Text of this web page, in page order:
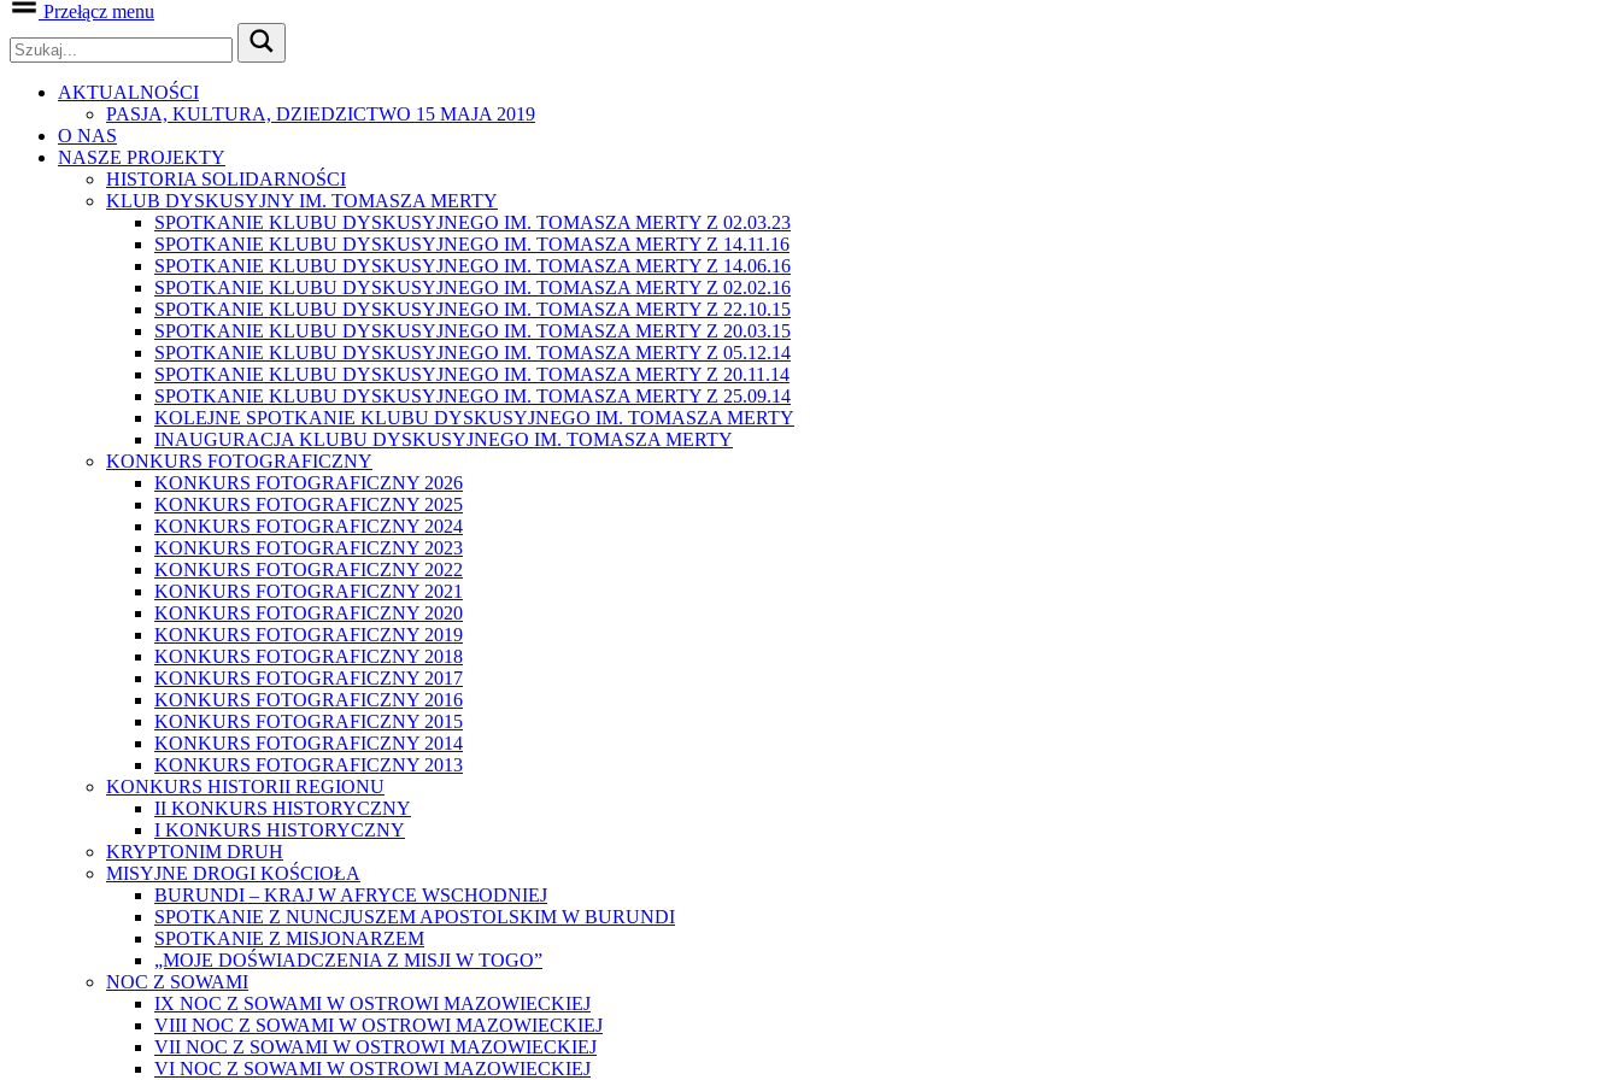
Przełącz menu
AKTUALNOŚCI
PASJA, KULTURA, DZIEDZICTWO 15 MAJA 2019
O NAS
NASZE PROJEKTY
HISTORIA SOLIDARNOŚCI
KLUB DYSKUSYJNY IM. TOMASZA MERTY
SPOTKANIE KLUBU DYSKUSYJNEGO IM. TOMASZA MERTY Z 02.03.23
SPOTKANIE KLUBU DYSKUSYJNEGO IM. TOMASZA MERTY Z 14.11.16
SPOTKANIE KLUBU DYSKUSYJNEGO IM. TOMASZA MERTY Z 14.06.16
SPOTKANIE KLUBU DYSKUSYJNEGO IM. TOMASZA MERTY Z 02.02.16
SPOTKANIE KLUBU DYSKUSYJNEGO IM. TOMASZA MERTY Z 22.10.15
SPOTKANIE KLUBU DYSKUSYJNEGO IM. TOMASZA MERTY Z 20.03.15
SPOTKANIE KLUBU DYSKUSYJNEGO IM. TOMASZA MERTY Z 05.12.14
SPOTKANIE KLUBU DYSKUSYJNEGO IM. TOMASZA MERTY Z 20.11.14
SPOTKANIE KLUBU DYSKUSYJNEGO IM. TOMASZA MERTY Z 25.09.14
KOLEJNE SPOTKANIE KLUBU DYSKUSYJNEGO IM. TOMASZA MERTY
INAUGURACJA KLUBU DYSKUSYJNEGO IM. TOMASZA MERTY
KONKURS FOTOGRAFICZNY
KONKURS FOTOGRAFICZNY 2026
KONKURS FOTOGRAFICZNY 2025
KONKURS FOTOGRAFICZNY 2024
KONKURS FOTOGRAFICZNY 2023
KONKURS FOTOGRAFICZNY 2022
KONKURS FOTOGRAFICZNY 2021
KONKURS FOTOGRAFICZNY 2020
KONKURS FOTOGRAFICZNY 2019
KONKURS FOTOGRAFICZNY 2018
KONKURS FOTOGRAFICZNY 2017
KONKURS FOTOGRAFICZNY 2016
KONKURS FOTOGRAFICZNY 2015
KONKURS FOTOGRAFICZNY 2014
KONKURS FOTOGRAFICZNY 2013
KONKURS HISTORII REGIONU
II KONKURS HISTORYCZNY
I KONKURS HISTORYCZNY
KRYPTONIM DRUH
MISYJNE DROGI KOŚCIOŁA
BURUNDI – KRAJ W AFRYCE WSCHODNIEJ
SPOTKANIE Z NUNCJUSZEM APOSTOLSKIM W BURUNDI
SPOTKANIE Z MISJONARZEM
„MOJE DOŚWIADCZENIA Z MISJI W TOGO”
NOC Z SOWAMI
IX NOC Z SOWAMI W OSTROWI MAZOWIECKIEJ
VIII NOC Z SOWAMI W OSTROWI MAZOWIECKIEJ
VII NOC Z SOWAMI W OSTROWI MAZOWIECKIEJ
VI NOC Z SOWAMI W OSTROWI MAZOWIECKIEJ